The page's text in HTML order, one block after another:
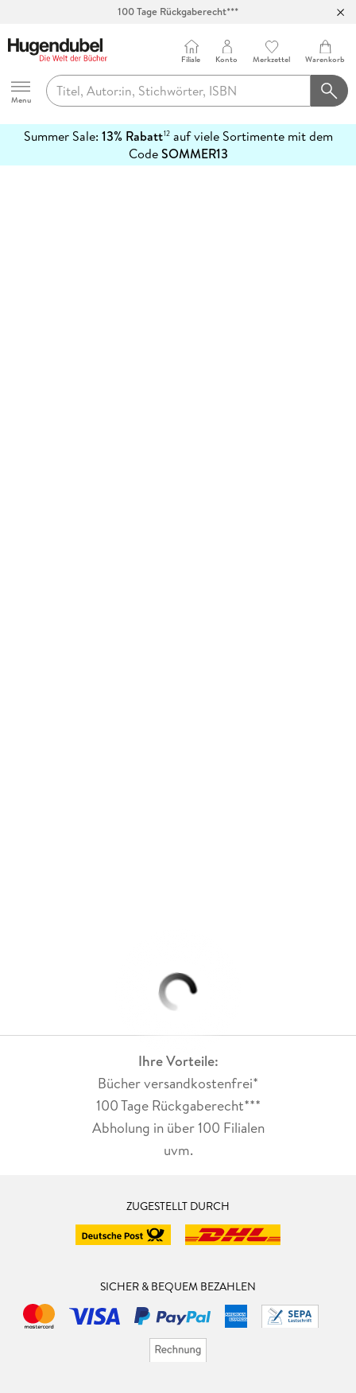
100 Tage Rückgaberecht***
Hugendubel
Menu
Filiale Konto Merkzettel Warenkorb
Summer Sale: 13% Rabatt12auf viele Sortimente mit dem
CodeSOMMER13
erfahren
Ihre Vorteile:
Bücher versandkostenfrei*
100 Tage Rückgaberecht***
Abholung in über 100 Filialen
uvm.
ZUGESTELLT DURCH
SICHER & BEQUEM BEZAHLEN